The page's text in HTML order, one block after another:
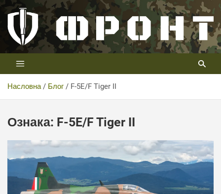
Скип
цонтент
Телевизија ФРОНТ
Први војни канал у Србији
Насловна Блог F-5E/F Tiger II
Ознака: F-5E/F Tiger II